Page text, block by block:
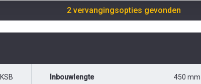
2 vervangingsopties gevonden
KSB Inbouwlengte 450 mm